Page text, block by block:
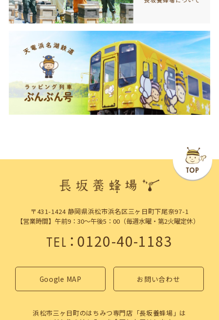
〒431-1424 静岡県浜松市浜名区三ヶ日町下尾奈97-1
【営業時間】午前9：30～午後5：00（毎週水曜・第2火曜定休）
TEL：0120-40-1183
Google MAP お問い合わせ
浜松市三ヶ日町のはちみつ専門店「長坂養蜂場」は